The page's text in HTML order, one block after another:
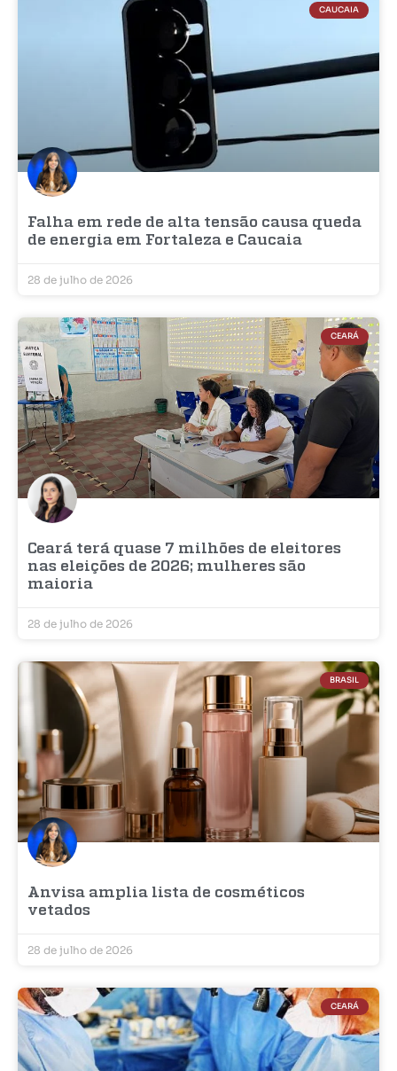
CAUCAIA
Falha em rede de alta tensão causa queda
de energia em Fortaleza e Caucaia
28 de julho de 2026
CEARÁ
Ceará terá quase 7 milhões de eleitores
nas eleições de 2026; mulheres são
maioria
28 de julho de 2026
BRASIL
Anvisa amplia lista de cosméticos
vetados
28 de julho de 2026
CEARÁ